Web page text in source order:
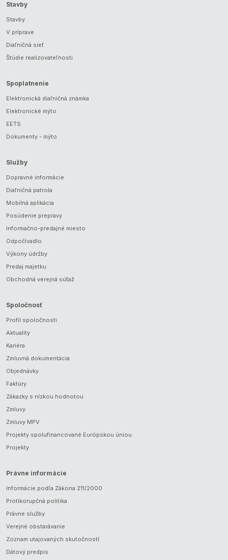
Stavby
Stavby
V príprave
Diaľničná sieť
Štúdie realizovateľnosti
Spoplatnenie
Elektronická diaľničná známka
Elektronické mýto
EETS
Dokumenty - mýto
Služby
Dopravné informácie
Diaľničná patrola
Mobilná aplikácia
Posúdenie prepravy
Informačno-predajné miesto
Odpočívadlo
Výkony údržby
Predaj majetku
Obchodná verejná súťaž
Spoločnosť
Profil spoločnosti
Aktuality
Kariéra
Zmluvná dokumentácia
Objednávky
Faktúry
Zákazky s nízkou hodnotou
Zmluvy
Zmluvy MPV
Projekty spolufinancované Európskou úniou
Projekty
Právne informácie
Informácie podľa Zákona 211/2000
Protikorupčná politika
Právne služby
Verejné obstarávanie
Zoznam utajovaných skutočností
Dátový predpis